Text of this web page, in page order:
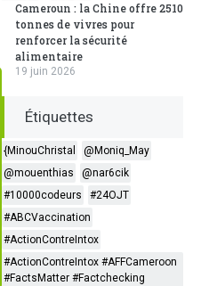
Cameroun : la Chine offre 2510
tonnes de vivres pour
renforcer la sécurité
alimentaire
19 juin 2026
Étiquettes
{MinouChristal
@Moniq_May
@mouenthias
@nar6cik
#10000codeurs
#24OJT
#ABCVaccination
#ActionContreIntox
#ActionContreIntox #AFFCameroon
#FactsMatter #Factchecking